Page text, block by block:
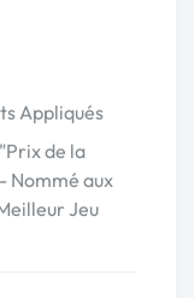
Appliqués
de la
Nommé aux
Jeu